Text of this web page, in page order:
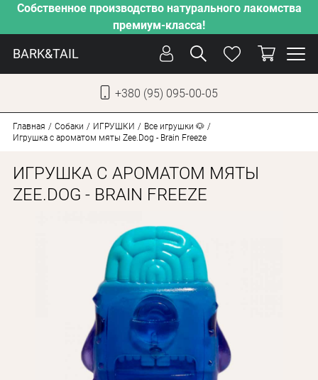
Собственное производство натурального лакомства
премиум-класса!
BARK&TAIL
+380 (95) 095-00-05
УХОД
ЗАБОТА
НАШЕ ПРОИЗВОДСТВО
НОВИНКИ
АКЦИИ
ДЛЯ КОТОВ
Оплата и доставка
Программа лояльности
Главная Собаки ИГРУШКИ
Все игрушки 🐶
Игрушка с ароматом мяты Zee.Dog - Brain Freeze
ИГРУШКА С АРОМАТОМ МЯТЫ
ZEE.DOG - BRAIN FREEZE